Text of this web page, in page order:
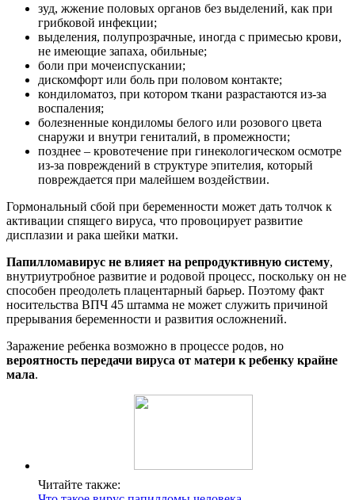
зуд, жжение половых органов без выделений, как при
грибковой инфекции;
выделения, полупрозрачные, иногда с примесью крови,
не имеющие запаха, обильные;
боли при мочеиспускании;
дискомфорт или боль при половом контакте;
кондиломатоз, при котором ткани разрастаются из-за
воспаления;
болезненные кондиломы белого или розового цвета
снаружи и внутри гениталий, в промежности;
позднее – кровотечение при гинекологическом осмотре
из-за повреждений в структуре эпителия, который
повреждается при малейшем воздействии.
Гормональный сбой при беременности может дать толчок к
активации спящего вируса, что провоцирует развитие
дисплазии и рака шейки матки.
Папилломавирус не влияет на репродуктивную систему,
внутриутробное развитие и родовой процесс, поскольку он не
способен преодолеть плацентарный барьер. Поэтому факт
носительства ВПЧ 45 штамма не может служить причиной
прерывания беременности и развития осложнений.
Заражение ребенка возможно в процессе родов, но
вероятность передачи вируса от матери к ребенку крайне
мала.
Читайте также: